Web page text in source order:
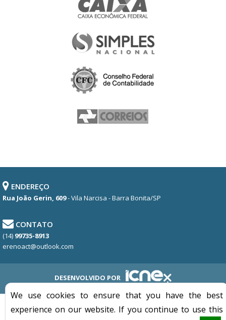
ENDEREÇO
Rua João Gerin, 609- Vila Narcisa - Barra Bonita/SP
CONTATO
(14) 99735-8913
erenoact@outlook.com
DESENVOLVIDO POR
We use cookies to ensure that you have the best
experience on our website. If you continue to use this